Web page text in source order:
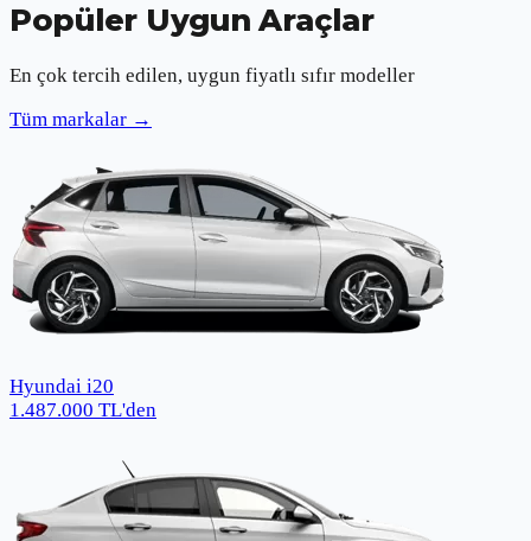
Popüler Uygun Araçlar
En çok tercih edilen, uygun fiyatlı sıfır modeller
Tüm markalar →
Hyundai i20
1.487.000 TL'den